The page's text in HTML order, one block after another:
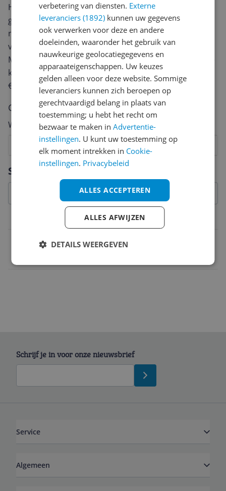
Specificaties
Belangrijkste kenmerken
Heb jij dit product in bezit en wil je graag je mening
geven? Start dan hieronder met het schrijven van je
review. Afhankelijk van de details duurt het schrijven
van een review gemiddeld tussen de 3 en 10 minuten.
Met jouw mening help je andere bezoekers een betere
keuze te maken én maak je iedere maand kans op
€250,-!
Klik hier voor de actievoorwaarden.
Cijfer
Welk cijfer geef jij dit product?
8
7
6
5
4
3
2
Vraag 1 van 4
Schrijf je in voor onze nieuwsbrief
Service
Algemeen
verbetering van diensten. Externe
leveranciers (1892) kunnen uw gegevens
ook verwerken voor deze en andere
doeleinden, waaronder het gebruik van
nauwkeurige geolocatiegegevens en
apparaateigenschappen. Uw keuzes
gelden alleen voor deze website. Sommige
leveranciers kunnen zich beroepen op
gerechtvaardigd belang in plaats van
toestemming; u hebt het recht om
bezwaar te maken inAdvertentie-
instellingen. U kunt uw toestemming op
elk moment intrekken in Cookie-
instellingen. Privacybeleid
ALLES ACCEPTEREN
ALLES AFWIJZEN
DETAILS WEERGEVEN